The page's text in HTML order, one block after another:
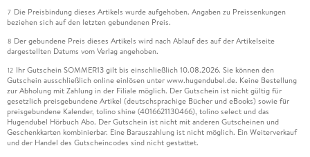
7 Die Preisbindung dieses Artikels wurde aufgehoben. Angaben zu Preissenkungen
beziehen sich auf den letzten gebundenen Preis.
8 Der gebundene Preis dieses Artikels wird nach Ablauf des auf der Artikelseite
dargestellten Datums vom Verlag angehoben.
12 Ihr Gutschein SOMMER13 gilt bis einschließlich 10.08.2026. Sie können den
Gutschein ausschließlich online einlösen unter www.hugendubel.de. Keine Bestellung
zur Abholung mit Zahlung in der Filiale möglich. Der Gutschein ist nicht gültig für
gesetzlich preisgebundene Artikel (deutschsprachige Bücher und eBooks) sowie für
preisgebundene Kalender, tolino shine (4016621130466), tolino select und das
Hugendubel Hörbuch Abo. Der Gutschein ist nicht mit anderen Gutscheinen und
Geschenkkarten kombinierbar. Eine Barauszahlung ist nicht möglich. Ein Weiterverkauf
und der Handel des Gutscheincodes sind nicht gestattet.